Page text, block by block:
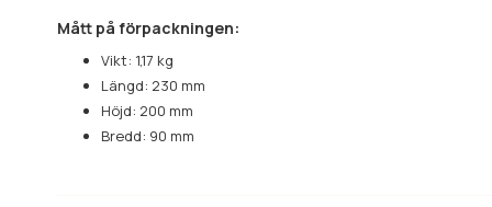
Mått på förpackningen:
Vikt: 1,17 kg
Längd: 230 mm
Höjd: 200 mm
Bredd: 90 mm